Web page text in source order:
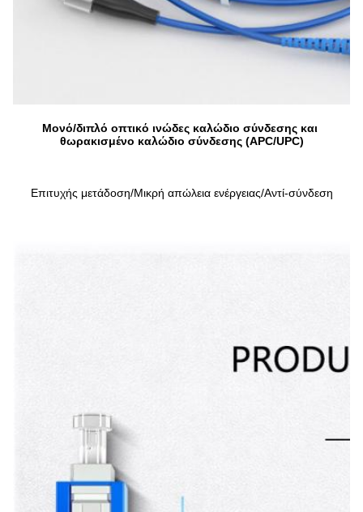
Μονό/διπλό οπτικό ινώδες καλώδιο σύνδεσης και
θωρακισμένο καλώδιο σύνδεσης (APC/UPC)
Επιτυχής μετάδοση/Μικρή απώλεια ενέργειας/Αντί-σύνδεση